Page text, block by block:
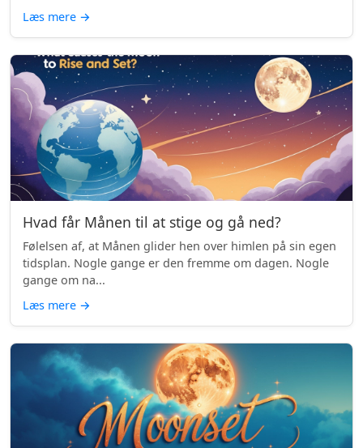
Læs mere →
Hvad får Månen til at stige og gå ned?
Følelsen af, at Månen glider hen over himlen på sin egen
tidsplan. Nogle gange er den fremme om dagen. Nogle
gange om na...
Læs mere →